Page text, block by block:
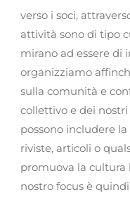
verso i soci,
attività sono di tipo
mirano ad essere di
organizziamo
sulla comunità e
collettivo e dei
possono includere
riviste, articoli o
promuova la cultura
nostro focus è